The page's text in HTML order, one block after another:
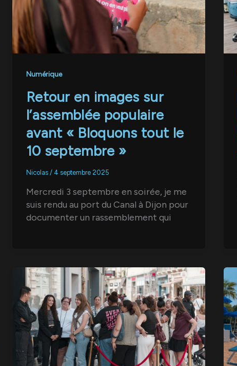
Numérique
Retour en images sur
l’assemblée populaire
avant « Bloquons tout le
10 septembre »
Nicolas / 4 septembre 2025
Mercredi 3 septembre en soirée, je me
suis rendu au port du Canal à Dijon pour
documenter un rassemblement qui